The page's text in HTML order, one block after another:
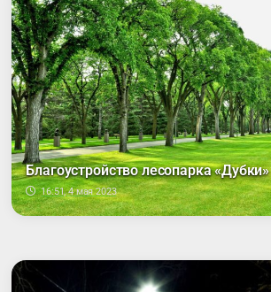
Благоустройство лесопарка «Дубки»
16:51, 4 мая 2023